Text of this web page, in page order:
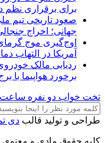
برای برقراری نظم
صعود تاریخی تیم
جهانی؛ اخراج
اوج‌گیری موج
آمریکا در التهاب دمای ۱۱۰
ردیابی مالک
برخورد هواپیما با
تخت خواب دو نفره ساعت
طراحی و تولید قالب دی